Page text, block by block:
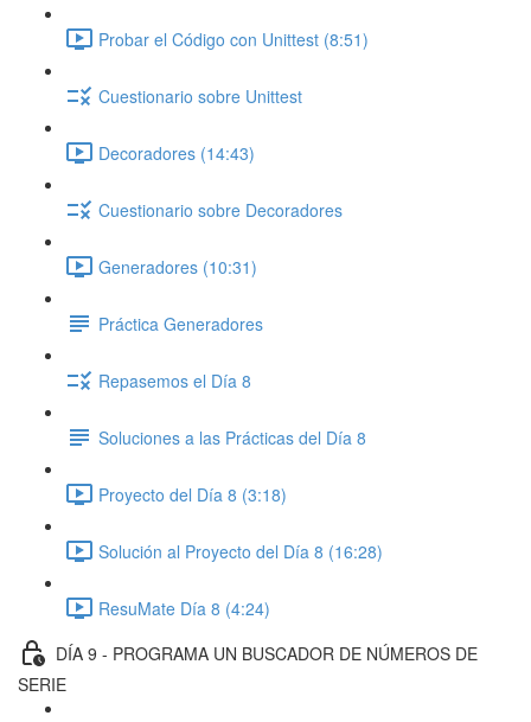
Probar el Código con Unittest (8:51)
Cuestionario sobre Unittest
Decoradores (14:43)
Cuestionario sobre Decoradores
Generadores (10:31)
Práctica Generadores
Repasemos el Día 8
Soluciones a las Prácticas del Día 8
Proyecto del Día 8 (3:18)
Solución al Proyecto del Día 8 (16:28)
ResuMate Día 8 (4:24)
DÍA 9 - PROGRAMA UN BUSCADOR DE NÚMEROS DE
SERIE